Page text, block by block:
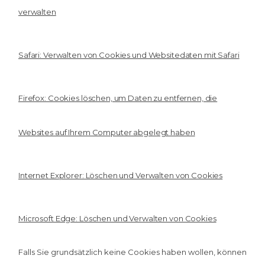
verwalten
Safari: Verwalten von Cookies und Websitedaten mit Safari
Firefox: Cookies löschen, um Daten zu entfernen, die
Websites auf Ihrem Computer abgelegt haben
Internet Explorer: Löschen und Verwalten von Cookies
Microsoft Edge: Löschen und Verwalten von Cookies
Falls Sie grundsätzlich keine Cookies haben wollen, können